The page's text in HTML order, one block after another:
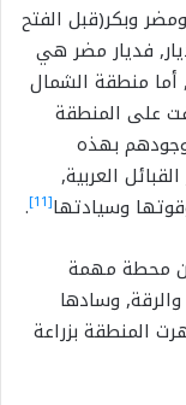
وبكر(قبل الفتح
فديار مضر هي
أما منطقة الشمال
على المنطقة
بهذه
العربية,
وسيادتها[11]
.
محطة مهمة
وسادها
المنطقة بزراعة